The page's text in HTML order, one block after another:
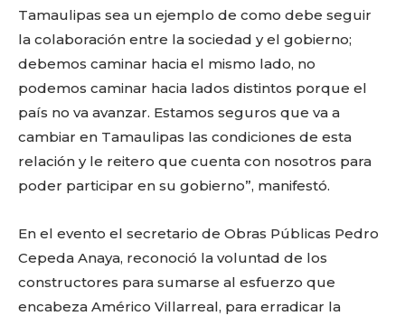
Tamaulipas sea un ejemplo de como debe seguir
la colaboración entre la sociedad y el gobierno;
debemos caminar hacia el mismo lado, no
podemos caminar hacia lados distintos porque el
país no va avanzar. Estamos seguros que va a
cambiar en Tamaulipas las condiciones de esta
relación y le reitero que cuenta con nosotros para
poder participar en su gobierno”, manifestó.
En el evento el secretario de Obras Públicas Pedro
Cepeda Anaya, reconoció la voluntad de los
constructores para sumarse al esfuerzo que
encabeza Américo Villarreal, para erradicar la